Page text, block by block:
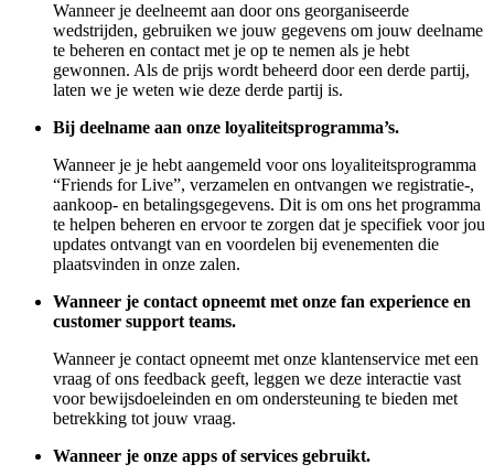
Wanneer je deelneemt aan door ons georganiseerde
wedstrijden, gebruiken we jouw gegevens om jouw deelname
te beheren en contact met je op te nemen als je hebt
gewonnen. Als de prijs wordt beheerd door een derde partij,
laten we je weten wie deze derde partij is.
Bij deelname aan onze loyaliteitsprogramma’s.
Wanneer je je hebt aangemeld voor ons loyaliteitsprogramma
“Friends for Live”, verzamelen en ontvangen we registratie-,
aankoop- en betalingsgegevens. Dit is om ons het programma
te helpen beheren en ervoor te zorgen dat je specifiek voor jou
updates ontvangt van en voordelen bij evenementen die
plaatsvinden in onze zalen.
Wanneer je contact opneemt met onze fan experience en
customer support teams.
Wanneer je contact opneemt met onze klantenservice met een
vraag of ons feedback geeft, leggen we deze interactie vast
voor bewijsdoeleinden en om ondersteuning te bieden met
betrekking tot jouw vraag.
Wanneer je onze apps of services gebruikt.